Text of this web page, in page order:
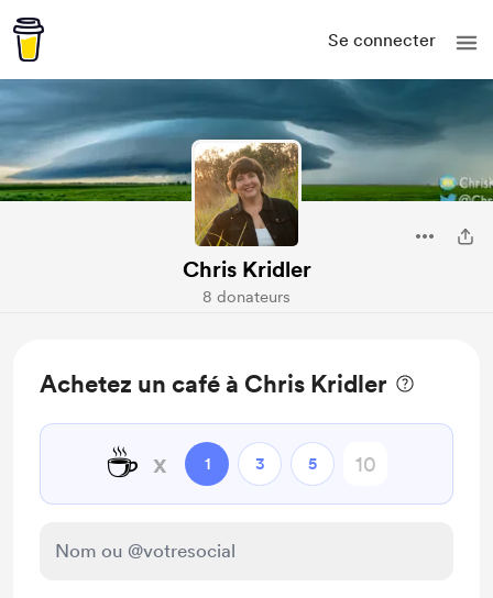
Se connecter
Chris Kridler
8 donateurs
Achetez un café à Chris Kridler
☕ x 1 3 5